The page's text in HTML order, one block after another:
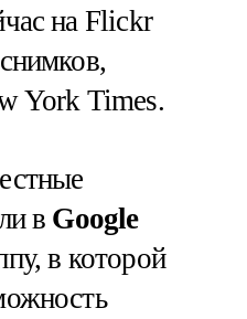
на Flickr
York Times.
в Google
в которой